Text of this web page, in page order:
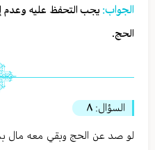
الجواب: يجب التحفظ عليه وعدم
الحج.
السؤال: ٨
لو صد عن الحج وبقي معه مال